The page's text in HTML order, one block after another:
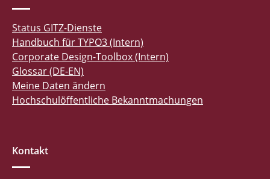
Status GITZ-Dienste
Handbuch für TYPO3 (Intern)
Corporate Design-Toolbox (Intern)
Glossar (DE-EN)
Meine Daten ändern
Hochschulöffentliche Bekanntmachungen
Kontakt